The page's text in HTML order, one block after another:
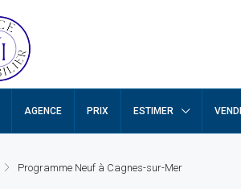
AGENCE PRIX ESTIMER
Programme Neuf à Cagnes-sur-Mer